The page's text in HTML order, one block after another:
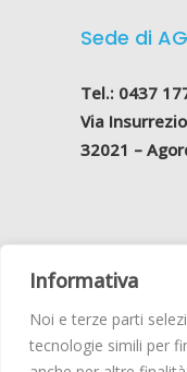
Informativa
Noi e terze parti
tecnologie simili per
Sede di
Tel.: 0437
Via
32021 –
Belluno
Via Vittorio
Reg. Impr.